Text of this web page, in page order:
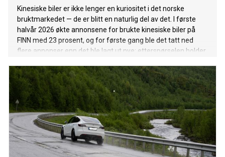
Kinesiske biler er ikke lenger en kuriositet i det norske
bruktmarkedet — de er blitt en naturlig del av det. I første
halvår 2026 økte annonsene for brukte kinesiske biler på
FINN med 23 prosent, og for første gang ble det tatt ned
flere annonser enn det ble lagt ut nye: etterspørselen holder